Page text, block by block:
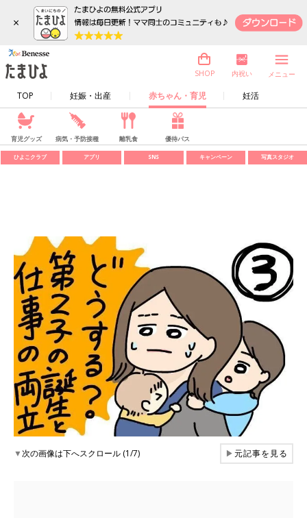
×
TOP 妊娠・出産 赤ちゃん・育児 妊活
SHOP 内祝い メニュー
育児グッズ 病気・予防接種 離乳食 優待パス
ひよこクラブ アプリ SNS キャンペーン 写真スタジオ
▼次の画像は下へスクロール (1/7) ▶元記事を見る